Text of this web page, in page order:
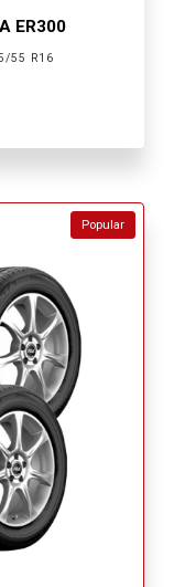
ER300
55 R16
Popular